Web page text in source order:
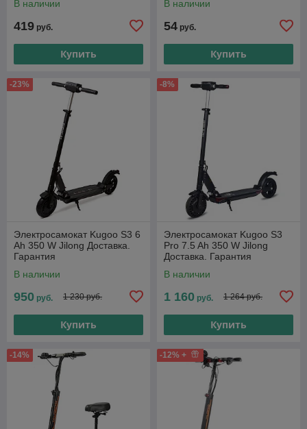
В наличии
419 руб.
Купить
В наличии
54 руб.
Купить
-23%
Электросамокат Kugoo S3 6
Ah 350 W Jilong Доставка.
Гарантия
В наличии
950 руб. 1 230 руб.
Купить
-8%
Электросамокат Kugoo S3
Pro 7.5 Ah 350 W Jilong
Доставка. Гарантия
В наличии
1 160 руб. 1 264 руб.
Купить
-14% -12% +